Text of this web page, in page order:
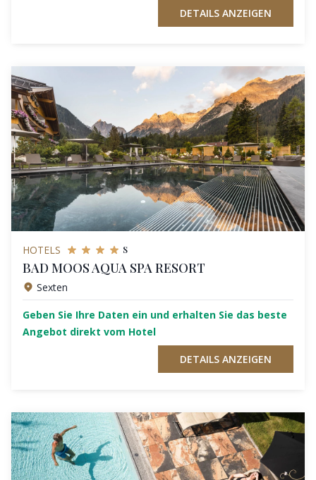
DETAILS ANZEIGEN
HOTELS s
BAD MOOS AQUA SPA RESORT
Sexten
Geben Sie Ihre Daten ein und erhalten Sie das beste
Angebot direkt vom Hotel
DETAILS ANZEIGEN